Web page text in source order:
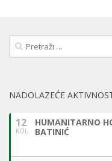
Pretraži:
NADOLAZEĆE
12
KOL
HUMANITARNO
BATINIĆ